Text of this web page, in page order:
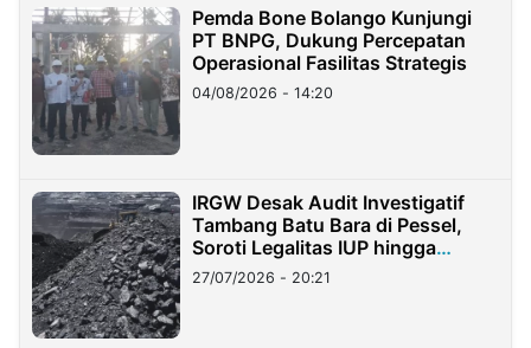
Pemda Bone Bolango Kunjungi
PT BNPG, Dukung Percepatan
Operasional Fasilitas Strategis
04/08/2026 - 14:20
IRGW Desak Audit Investigatif
Tambang Batu Bara di Pessel,
Soroti Legalitas IUP hingga
Stockpile
27/07/2026 - 20:21